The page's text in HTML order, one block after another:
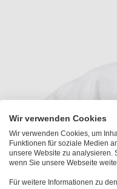
Wir verwenden Cookies
Wir verwenden Cookies, um
Funktionen für soziale Medien
unsere Website zu analysieren.
wenn Sie unsere Webseite
Für weitere Informationen zu